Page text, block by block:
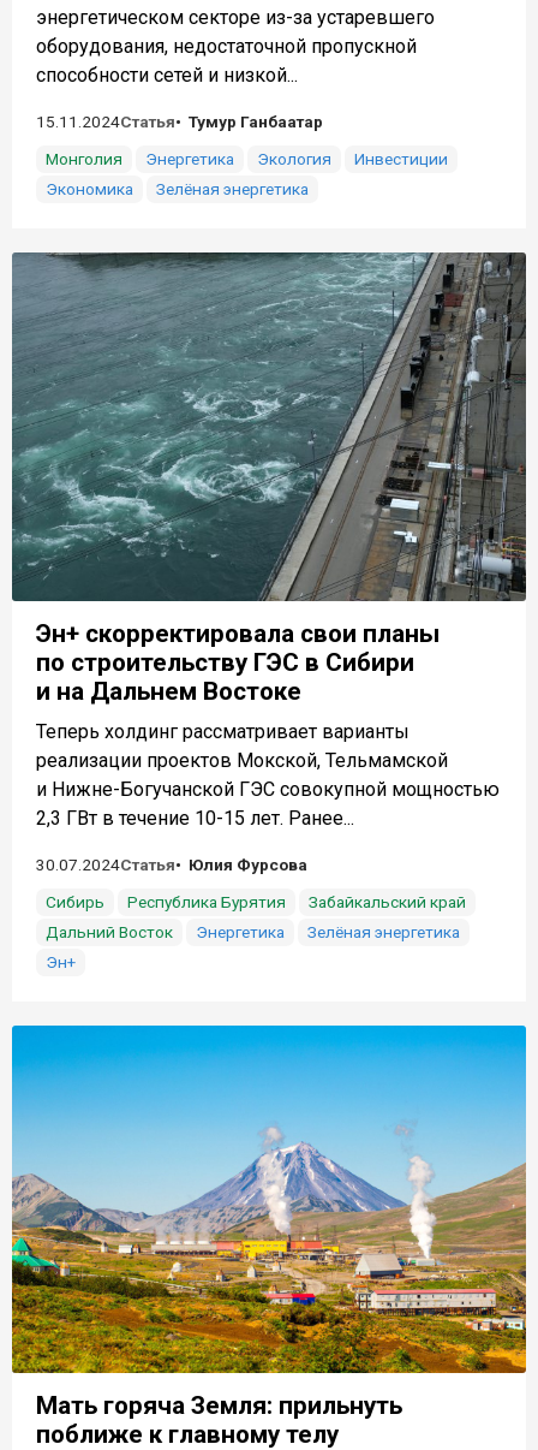
энергетическом секторе из-за устаревшего
оборудования, недостаточной пропускной
способности сетей и низкой...
15.11.2024Статья
Тумур Ганбаатар
Монголия
Энергетика Экология
Инвестиции
Экономика
Зелёная энергетика
Эн+ скорректировала свои планы
по строительству ГЭС в Сибири
и на Дальнем Востоке
Теперь холдинг рассматривает варианты
реализации проектов Мокской, Тельмамской
и Нижне-Богучанской ГЭС совокупной мощностью
2,3 ГВт в течение 10-15 лет. Ранее...
30.07.2024Статья
Юлия Фурсова
Сибирь
Республика Бурятия
Забайкальский край
Дальний Восток
Энергетика
Зелёная энергетика
Эн+
Мать горяча Земля: прильнуть
поближе к главному телу